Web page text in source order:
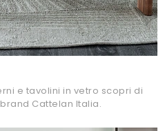
e tavolini in vetro scopri di
Cattelan Italia.